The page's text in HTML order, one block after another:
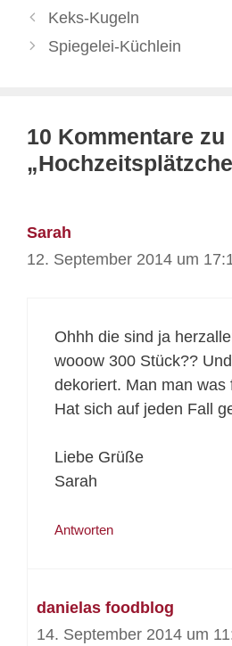
Keks-Kugeln
Spiegelei-Küchlein
10 Kommentare zu
Sarah
12. September 2014 um
Ohhh die sind ja
wooow 300 Stück??
dekoriert. Man man was
Hat sich auf jeden Fall
Liebe Grüße
Sarah
Antworten
danielas foodblog
14. September 2014 um